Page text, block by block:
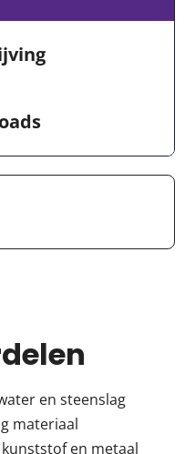
en steenslag
materiaal
en metaal